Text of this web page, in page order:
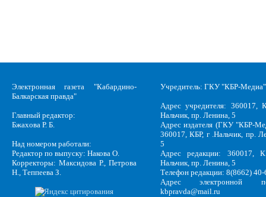
Электронная газета "Кабардино-
Балкарская правда"
Главный редактор:
Бжахова Р. Б.
Над номером работали:
Редактор по выпуску: Накова О.
Корректоры: Максидова Р., Петрова
Н., Теппеева З.
Учредитель: ГКУ "КБР-Медиа"
Адрес учредителя: 360017,
Нальчик, пр. Ленина, 5
Адрес издателя (ГКУ "КБР-
360017, КБР, г .Нальчик, пр.
5
Адрес редакции: 360017,
Нальчик, пр. Ленина, 5
Телефон редакции: 8(8662)
Адрес электронной
kbpravda@mail.ru